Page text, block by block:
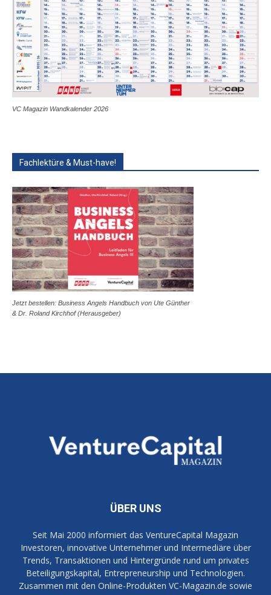
VC Magazin Wandkalender 2026
Fachlektüre & Must-have!
Jetzt bestellen: Business Angels Handbuch von Ute Günther
& Dr. Roland Kirchhof (Herausgeber)
ÜBER UNS
Seit Mai 2000 informiert das VentureCapital Magazin
Investoren, innovative Unternehmer und Intermediäre über
Trends, Transaktionen und Hintergründe rund um privates
Beteiligungskapital, Entrepreneurship und Technologien.
Zusammen mit den Online-Produkten VC-Magazin.de sowie